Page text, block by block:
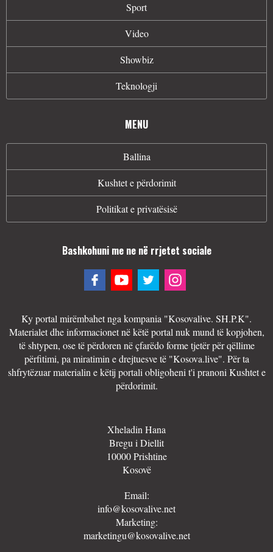
Sport
Video
Showbiz
Teknologji
MENU
Ballina
Kushtet e përdorimit
Politikat e privatësisë
Bashkohuni me ne në rrjetet sociale
Ky portal mirëmbahet nga kompania "Kosovalive. SH.P.K".
Materialet dhe informacionet në këtë portal nuk mund të kopjohen,
të shtypen, ose të përdoren në çfarëdo forme tjetër për qëllime
përfitimi, pa miratimin e drejtuesve të "Kosova.live". Për ta
shfrytëzuar materialin e këtij portali obligoheni t'i pranoni Kushtet e
përdorimit.
Xheladin Hana
Bregu i Diellit
10000 Prishtine
Kosovë
Email:
info@kosovalive.net
Marketing:
marketingu@kosovalive.net